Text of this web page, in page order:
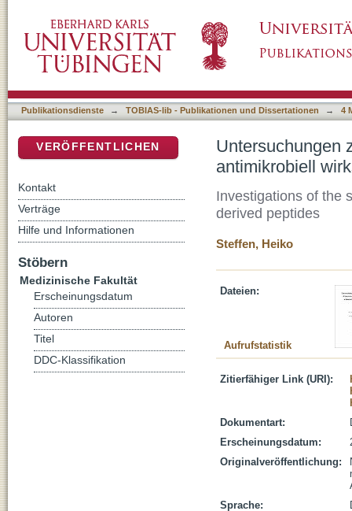
Dermcidin-abgeleiteten Peptiden
Publikationsdienste → TOBIAS-lib - Publikationen und Dissertationen → 4
Untersuchungen
antimikrobiell
Investigations of the
derived peptides
Steffen, Heiko
Dateien:
Aufrufstatistik
Zitierfähiger Link (URI):
Dokumentart:
Erscheinungsdatum:
Originalveröffentlichung:
Sprache:
VERÖFFENTLICHEN
Kontakt
Verträge
Hilfe und Informationen
Stöbern
Medizinische Fakultät
Erscheinungsdatum
Autoren
Titel
DDC-Klassifikation